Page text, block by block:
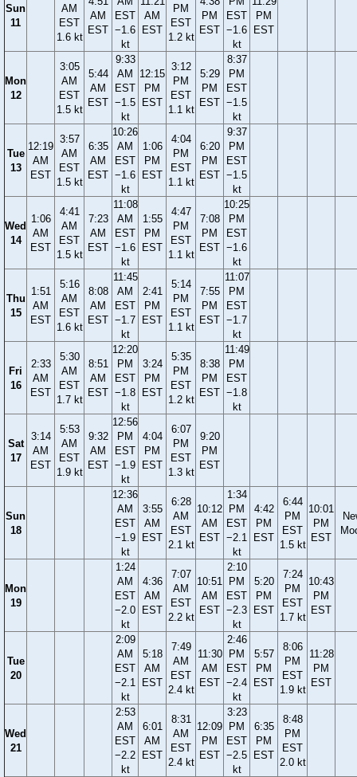
Sun
11
AM
EST
1.6 kt
AM
EST
EST
−1.6
kt
AM
EST
PM
EST
1.2 kt
PM
EST
EST
−1.6
kt
PM
EST
Mon
12
3:05
AM
EST
1.5 kt
5:44
AM
EST
9:33
AM
EST
−1.5
kt
12:15
PM
EST
3:12
PM
EST
1.1 kt
5:29
PM
EST
8:37
PM
EST
−1.5
kt
Tue
13
12:19
AM
EST
3:57
AM
EST
1.5 kt
6:35
AM
EST
10:26
AM
EST
−1.6
kt
1:06
PM
EST
4:04
PM
EST
1.1 kt
6:20
PM
EST
9:37
PM
EST
−1.5
kt
Wed
14
1:06
AM
EST
4:41
AM
EST
1.5 kt
7:23
AM
EST
11:08
AM
EST
−1.6
kt
1:55
PM
EST
4:47
PM
EST
1.1 kt
7:08
PM
EST
10:25
PM
EST
−1.6
kt
Thu
15
1:51
AM
EST
5:16
AM
EST
1.6 kt
8:08
AM
EST
11:45
AM
EST
−1.7
kt
2:41
PM
EST
5:14
PM
EST
1.1 kt
7:55
PM
EST
11:07
PM
EST
−1.7
kt
Fri
16
2:33
AM
EST
5:30
AM
EST
1.7 kt
8:51
AM
EST
12:20
PM
EST
−1.8
kt
3:24
PM
EST
5:35
PM
EST
1.2 kt
8:38
PM
EST
11:49
PM
EST
−1.8
kt
Sat
17
3:14
AM
EST
5:53
AM
EST
1.9 kt
9:32
AM
EST
12:56
PM
EST
−1.9
kt
4:04
PM
EST
6:07
PM
EST
1.3 kt
9:20
PM
EST
Sun
18
12:36
AM
EST
−1.9
kt
3:55
AM
EST
6:28
AM
EST
2.1 kt
10:12
AM
EST
1:34
PM
EST
−2.1
kt
4:42
PM
EST
6:44
PM
EST
1.5 kt
10:01
PM
EST
Mon
19
1:24
AM
EST
−2.0
kt
4:36
AM
EST
7:07
AM
EST
2.2 kt
10:51
AM
EST
2:10
PM
EST
−2.3
kt
5:20
PM
EST
7:24
PM
EST
1.7 kt
10:43
PM
EST
Tue
20
2:09
AM
EST
−2.1
kt
5:18
AM
EST
7:49
AM
EST
2.4 kt
11:30
AM
EST
2:46
PM
EST
−2.4
kt
5:57
PM
EST
8:06
PM
EST
1.9 kt
11:28
PM
EST
Wed
21
2:53
AM
EST
−2.2
kt
6:01
AM
EST
8:31
AM
EST
2.4 kt
12:09
PM
EST
3:23
PM
EST
−2.5
kt
6:35
PM
EST
8:48
PM
EST
2.0 kt